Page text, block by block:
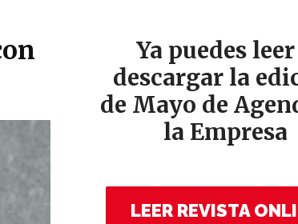
Ya puedes
descargar la
de Mayo de
la Empresa
LEER REVISTA